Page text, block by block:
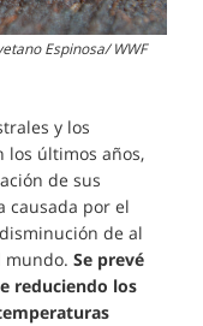
Espinosa/ WWF
y los
los últimos años,
de sus
causada por el
de al
mundo. Se prevé
reduciendo los